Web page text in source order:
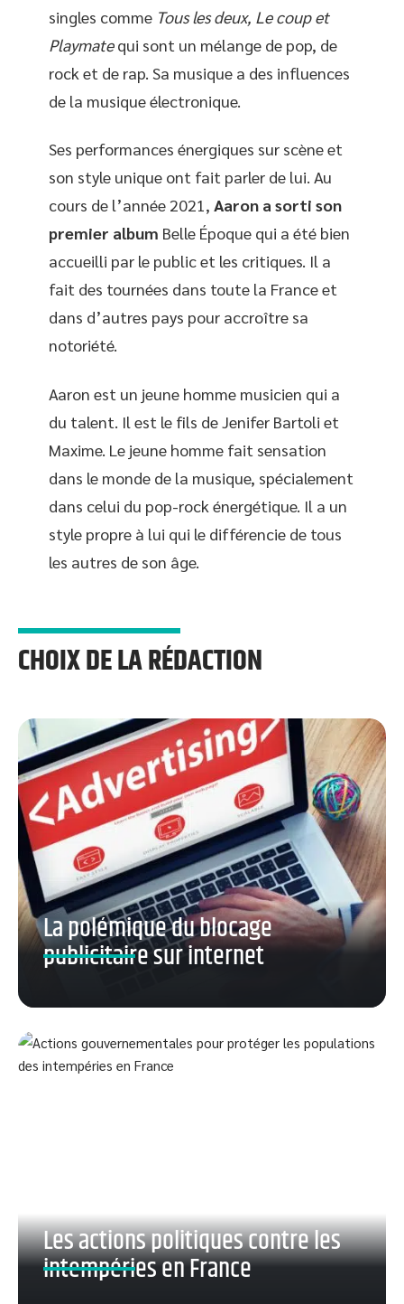
singles comme Tous les deux, Le coup et
Playmatequi sont un mélange de pop, de
rock et de rap. Sa musique a des influences
de la musique électronique.
Ses performances énergiques sur scène et
son style unique ont fait parler de lui. Au
cours de l’année 2021, Aaron a sorti son
premier album Belle Époque qui a été bien
accueilli par le public et les critiques. Il a
fait des tournées dans toute la France et
dans d’autres pays pour accroître sa
notoriété.
Aaron est un jeune homme musicien qui a
du talent. Il est le fils de Jenifer Bartoli et
Maxime. Le jeune homme fait sensation
dans le monde de la musique, spécialement
dans celui du pop-rock énergétique. Il a un
style propre à lui qui le différencie de tous
les autres de son âge.
CHOIX DE LA RÉDACTION
La polémique du blocage
publicitaire sur internet
Les actions politiques contre les
intempéries en France